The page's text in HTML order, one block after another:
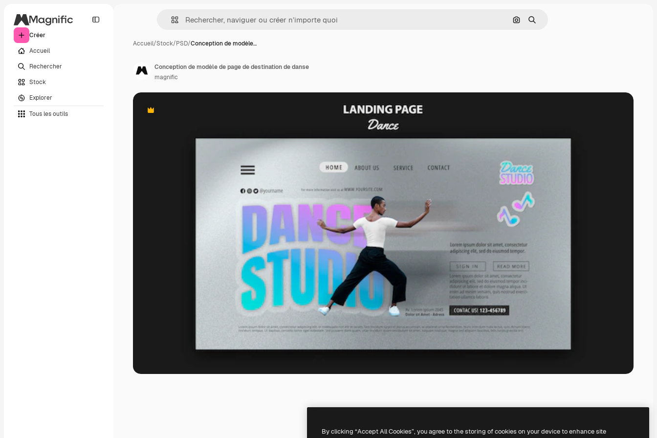
Créer
Accueil
Rechercher
Stock
Explorer
Tous les outils
Rechercher par image
Rechercher
Accueil/Stock/PSD/Conception de modèle…
Premium
Conception de modèle de page de destination de danse
magnific
By clicking “Accept All Cookies”, you agree to the storing of cookies on your device to enhance site